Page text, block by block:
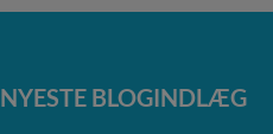
NYESTE BLOGINDLÆG